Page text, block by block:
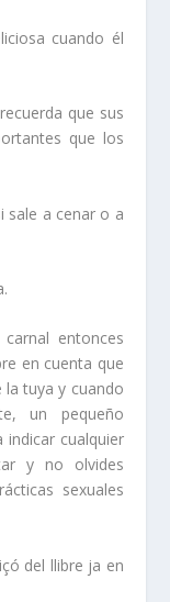
cuando él
que sus
que los
sale a cenar o a
entonces
en cuenta que
tuya y cuando
un pequeño
cualquier
y no olvides
sexuales
del llibre ja en